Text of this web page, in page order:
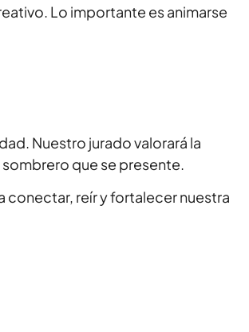
Lo importante es animarse
Nuestro jurado valorará la
que se presente.
conectar, reír y fortalecer nuestra